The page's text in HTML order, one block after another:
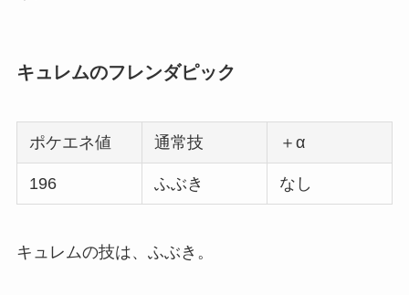
キュレムのフレンダピック
ポケエネ値 通常技 ＋α
196 ふぶき なし
キュレムの技は、ふぶき。